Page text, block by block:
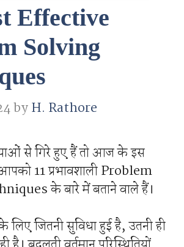
Effective
Solving
byH. Rathore
से गिरे हुए हैं तो आज के इस
11 प्रभावशाली Problem
के बारे में बताने वाले हैं।
लिए जितनी सुविधा हुई है, उतनी ही